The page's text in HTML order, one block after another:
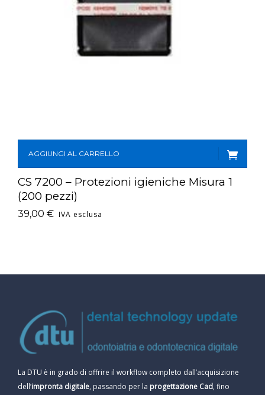
AGGIUNGI AL CARRELLO
CS 7200 – Protezioni igieniche Misura 1
(200 pezzi)
39,00 € IVA esclusa
La DTU è in grado di offrire il workflow completo dall’acquisizione
dell’impronta digitale, passando per la progettazione Cad, fino